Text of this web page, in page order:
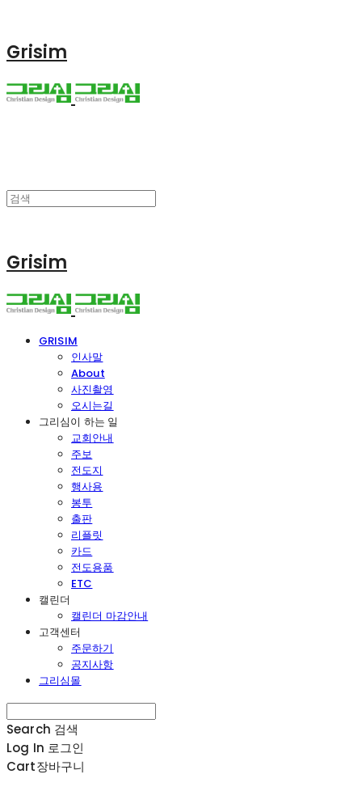
Grisim
Grisim
GRISIM
인사말
About
사진촬영
오시는길
그리심이 하는 일
교회안내
주보
전도지
행사용
봉투
출판
리플릿
카드
전도용품
ETC
캘린더
캘린더 마감안내
고객센터
주문하기
공지사항
그리심몰
Search 검색
Log In 로그인
Cart장바구니